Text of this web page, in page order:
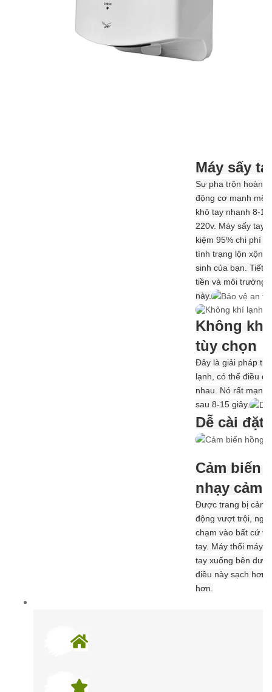
Máy sấy
Sự pha trộn hoàn
động cơ mạnh mẽ
khô tay nhanh 8-
220v. Máy sấy tay
kiệm 95% chi phí
tình trạng lộn xộn
sinh của bạn. Tiết
tiền và môi trường
này.
Không khí
tùy chọn
Đây là giải pháp
lạnh, có thể điều
nhau. Nó rất mạnh
sau 8-15 giây.
Dễ cài đặt
Cảm biến
nhạy cảm
Được trang bị cảm
động vượt trội,
chạm vào bất cứ
tay. Máy thổi máy
tay xuống bên
điều này sạch hơn
hơn.